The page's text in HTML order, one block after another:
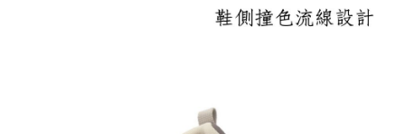
每筆NT$100，滿NT$2,000(含以上)免運費